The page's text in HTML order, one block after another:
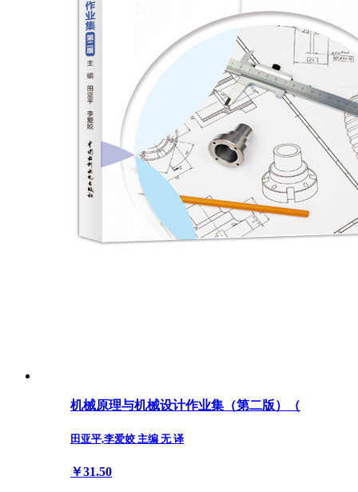
机械原理与机械设计作业集（第二版）（
田亚平,李爱姣 主编 无 译
￥31.50